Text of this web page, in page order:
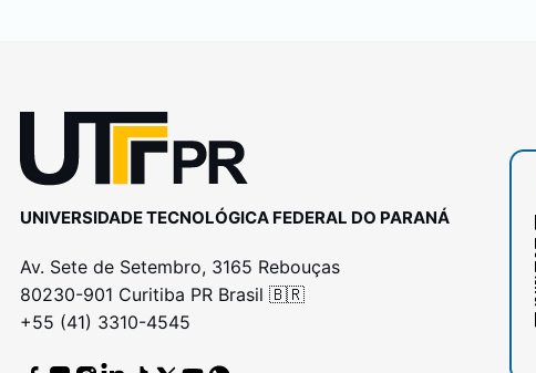
UNIVERSIDADE TECNOLÓGICA FEDERAL DO PARANÁ
Av. Sete de Setembro, 3165 Rebouças
80230-901 Curitiba PR Brasil 🇧🇷
+55 (41) 3310-4545